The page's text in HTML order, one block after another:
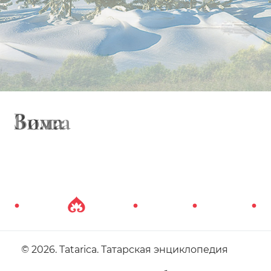
Зима
© 2026. Tatarica. Татарская энциклопедия